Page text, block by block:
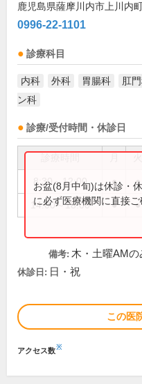
鹿児島県薩摩川内市上川内
0996-22-1101
診療科目
内科 外科 胃腸科 肛
ン科
診療/受付時間・休診日
8:30～12:00 ● ●
14:00～18:00 ● ●
お盆(8月中旬)は休診・
に必ず医療機関に直接ご
備考: 木・土曜AMの
休診日: 日・祝
この医
アクセス数※